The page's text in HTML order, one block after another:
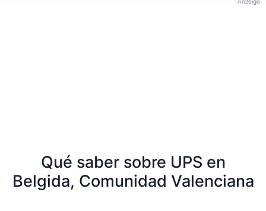
Qué saber sobre UPS en
Belgida, Comunidad Valenciana